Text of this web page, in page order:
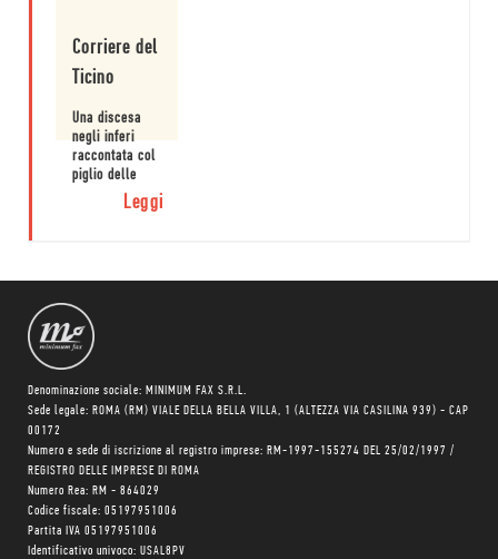
dell'ingiustizia.
Corriere del
Ticino
Una discesa
negli inferi
raccontata col
piglio delle
denuncia.Leggi
Denominazione sociale: MINIMUM FAX S.R.L.
Sede legale: ROMA (RM) VIALE DELLA BELLA VILLA, 1 (ALTEZZA VIA CASILINA 939) - CAP
00172
Numero e sede di iscrizione al registro imprese: RM-1997-155274 DEL 25/02/1997 /
REGISTRO DELLE IMPRESE DI ROMA
Numero Rea: RM - 864029
Codice fiscale: 05197951006
Partita IVA 05197951006
Identificativo univoco: USAL8PV